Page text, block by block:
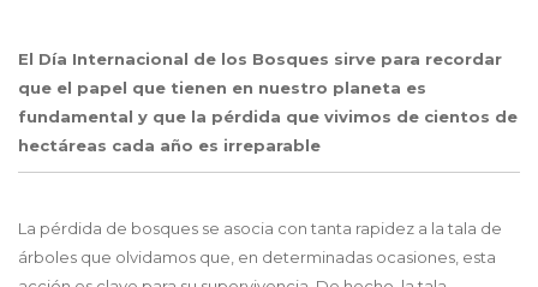
El Día Internacional de los Bosques sirve para recordar
que el papel que tienen en nuestro planeta es
fundamental y que la pérdida que vivimos de cientos de
hectáreas cada año es irreparable
La pérdida de bosques se asocia con tanta rapidez a la tala de
árboles que olvidamos que, en determinadas ocasiones, esta